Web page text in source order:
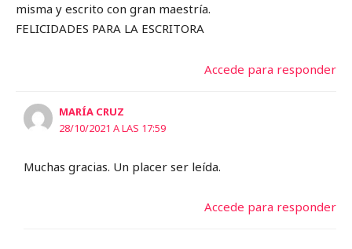
misma y escrito con gran maestría.
FELICIDADES PARA LA ESCRITORA
Accede para responder
MARÍA CRUZ
28/10/2021 A LAS 17:59
Muchas gracias. Un placer ser leída.
Accede para responder